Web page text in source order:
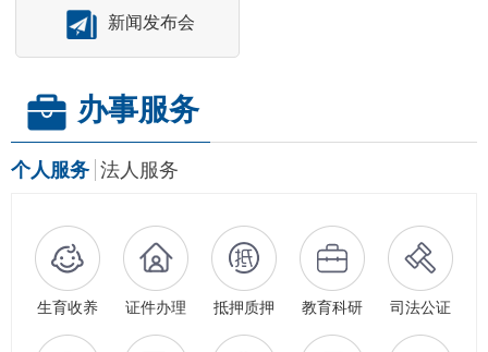
新闻发布会
办事服务
个人服务 法人服务
生育收养 证件办理 抵押质押 教育科研 司法公证